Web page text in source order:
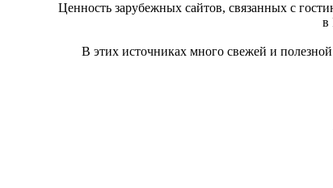
Ценность зарубежных сайтов, связанных с
в
В этих источниках много свежей и